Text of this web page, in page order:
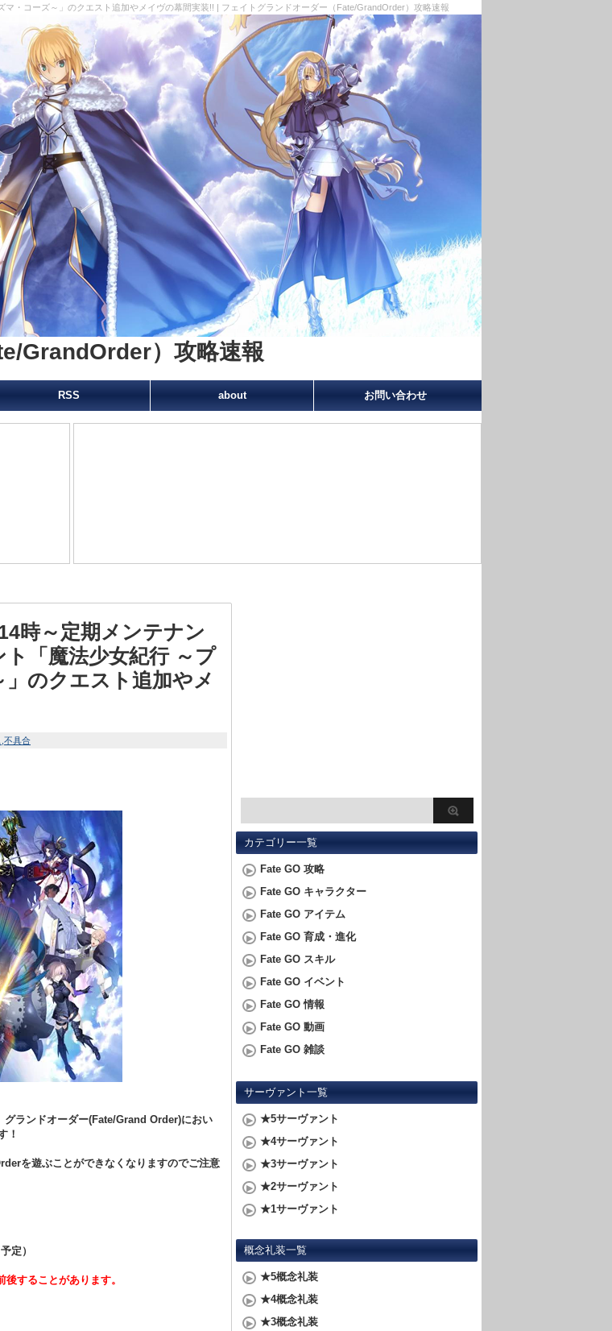
・コーズ～」のクエスト追加やメイヴの幕間実装!! | フェイトグランドオーダー（Fate/GrandOrder）攻略速報
GrandOrder）攻略速報
RSS about お問い合わせ
時～定期メンテナン
「魔法少女紀行 ～プ
」のクエスト追加やメ
不具合
グランドオーダー(Fate/Grand Order)におい
！
を遊ぶことができなくなりますのでご注意
定）
することがあります。
カテゴリー一覧
Fate GO 攻略
Fate GO キャラクター
Fate GO アイテム
Fate GO 育成・進化
Fate GO スキル
Fate GO イベント
Fate GO 情報
Fate GO 動画
Fate GO 雑談
サーヴァント一覧
★5サーヴァント
★4サーヴァント
★3サーヴァント
★2サーヴァント
★1サーヴァント
概念礼装一覧
★5概念礼装
★4概念礼装
★3概念礼装